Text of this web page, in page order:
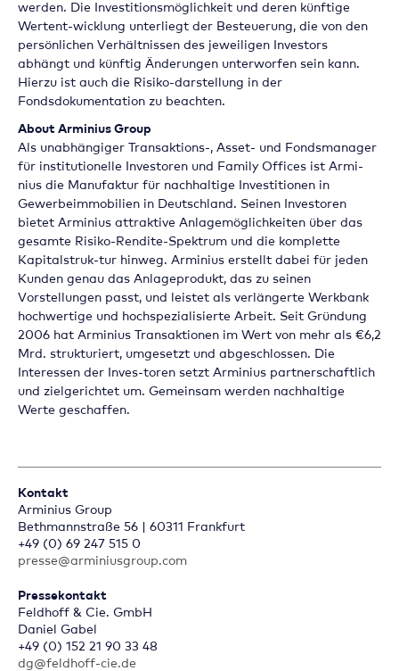
werden. Die Investitionsmöglichkeit und deren künftige
Wertent-wicklung unterliegt der Besteuerung, die von den
persönlichen Verhältnissen des jeweiligen Investors
abhängt und künftig Änderungen unterworfen sein kann.
Hierzu ist auch die Risiko-darstellung in der
Fondsdokumentation zu beachten.
About Arminius Group
Als unabhängiger Transaktions-, Asset- und Fondsmanager
für institutionelle Investoren und Family Offices ist Armi-
nius die Manufaktur für nachhaltige Investitionen in
Gewerbeimmobilien in Deutschland. Seinen Investoren
bietet Arminius attraktive Anlagemöglichkeiten über das
gesamte Risiko-Rendite-Spektrum und die komplette
Kapitalstruk-tur hinweg. Arminius erstellt dabei für jeden
Kunden genau das Anlageprodukt, das zu seinen
Vorstellungen passt, und leistet als verlängerte Werkbank
hochwertige und hochspezialisierte Arbeit. Seit Gründung
2006 hat Arminius Transaktionen im Wert von mehr als €6,2
Mrd. strukturiert, umgesetzt und abgeschlossen. Die
Interessen der Inves-toren setzt Arminius partnerschaftlich
und zielgerichtet um. Gemeinsam werden nachhaltige
Werte geschaffen.
Kontakt
Arminius Group
Bethmannstraße 56 | 60311 Frankfurt
+49 (0) 69 247 515 0
presse@arminiusgroup.com
Pressekontakt
Feldhoff & Cie. GmbH
Daniel Gabel
+49 (0) 152 21 90 33 48
dg@feldhoff-cie.de